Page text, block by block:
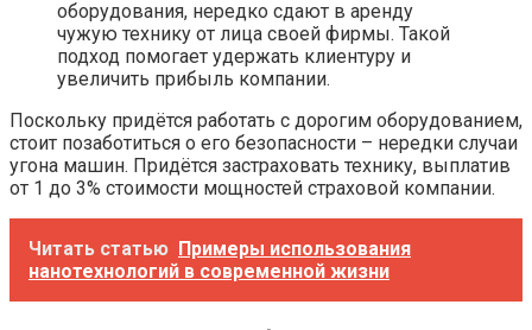
оборудования, нередко сдают в аренду
чужую технику от лица своей фирмы. Такой
подход помогает удержать клиентуру и
увеличить прибыль компании.
Поскольку придётся работать с дорогим оборудованием,
стоит позаботиться о его безопасности – нередки случаи
угона машин. Придётся застраховать технику, выплатив
от 1 до 3% стоимости мощностей страховой компании.
Читать статью Примеры использования
нанотехнологий в современной жизни